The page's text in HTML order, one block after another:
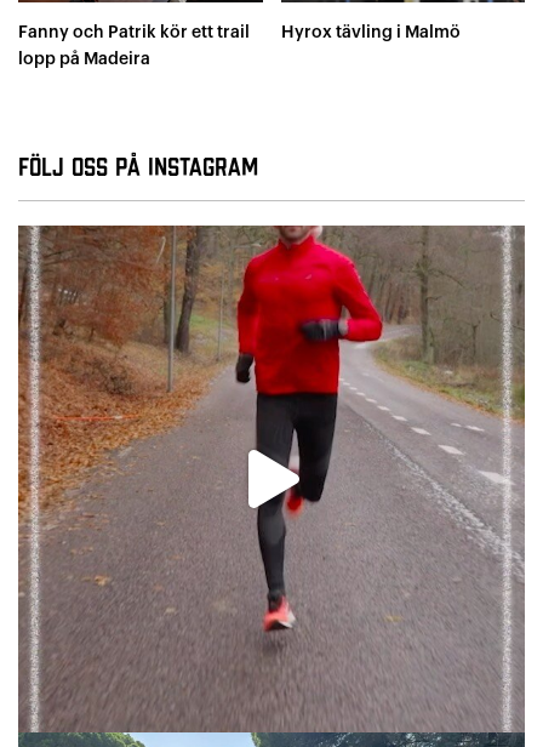
Fanny och Patrik kör ett trail
lopp på Madeira
Hyrox tävling i Malmö
Följ oss på Instagram